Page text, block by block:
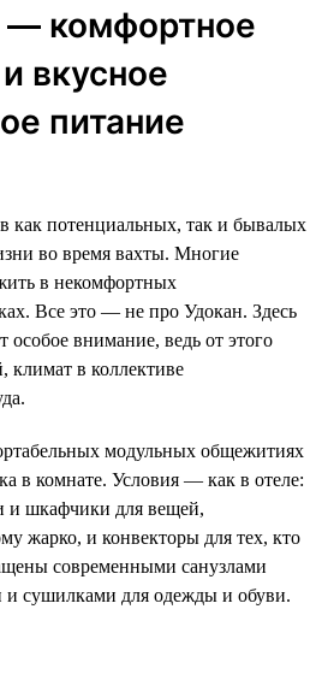
— комфортное
вкусное
питание
как потенциальных, так и бывалых
во время вахты. Многие
в некомфортных
Все это — не про Удокан. Здесь
особое внимание, ведь от этого
климат в коллективе
модульных общежитиях
в комнате. Условия — как в отеле:
и шкафчики для вещей,
жарко, и конвекторы для тех, кто
современными санузлами
сушилками для одежды и обуви.